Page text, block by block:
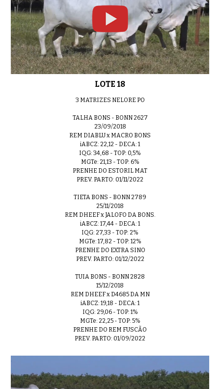
LOTE 18
3 MATRIZES NELORE PO
TALHA BONS - BONN 2627
23/09/2018
REM DIABLU x MACRO BONS
iABCZ: 22,12 - DECA: 1
IQG: 34,68 - TOP: 0,5%
MGTe: 21,13 - TOP: 6%
PRENHE DO ESTORIL MAT
PREV. PARTO: 01/11/2022
TIETA BONS - BONN 2789
25/11/2018
REM DHEEF x JALOFO DA BONS.
iABCZ: 17,44 - DECA: 1
IQG: 27,33 - TOP: 2%
MGTe: 17,82 - TOP: 12%
PRENHE DO EXTRA SINO
PREV. PARTO: 01/12/2022
TUIA BONS - BONN 2828
15/12/2018
REM DHEEF x D4685 DA MN
iABCZ: 19,18 - DECA: 1
IQG: 29,06 - TOP: 1%
MGTe: 22,25 - TOP: 5%
PRENHE DO REM FUSCÃO
PREV. PARTO: 01/09/2022